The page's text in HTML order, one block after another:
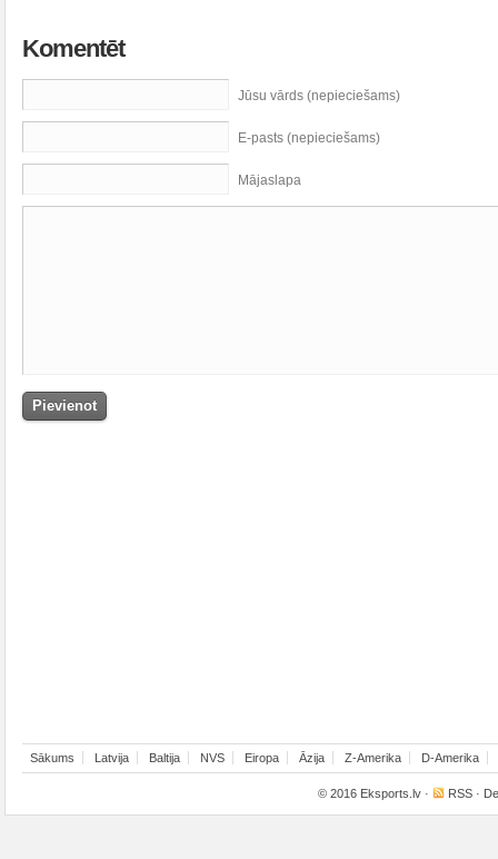
Komentēt
Jūsu vārds (nepieciešams)
E-pasts (nepieciešams)
Mājaslapa
Sākums Latvija Baltija NVS Eiropa Āzija Z-Amerika D-Amerika
© 2016 Eksports.lv · RSS ·